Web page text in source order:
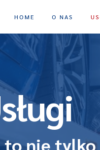
HOME O NAS
to nie tylko